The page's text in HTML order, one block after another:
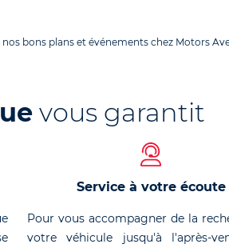
bons plans et événements chez Motors
vous garantit
Service à votre écoute
Pour vous accompagner de la
votre véhicule jusqu'à l'après-